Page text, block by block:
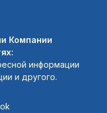
Компании
информации
и другого.